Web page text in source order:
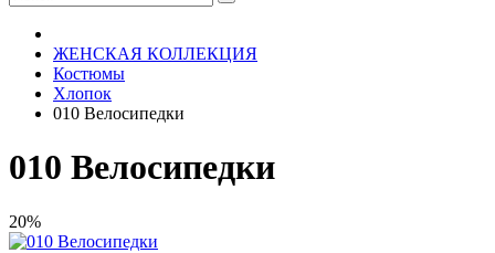
ЖЕНСКАЯ КОЛЛЕКЦИЯ
Костюмы
Хлопок
010 Велосипедки
010 Велосипедки
20%